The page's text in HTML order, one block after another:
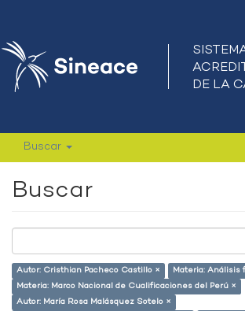
Buscar
Buscar
Autor: Cristhian Pacheco Castillo ×
Materia: Análisis
Materia: Marco Nacional de Cualificaciones del Perú ×
Autor: María Rosa Malásquez Sotelo ×